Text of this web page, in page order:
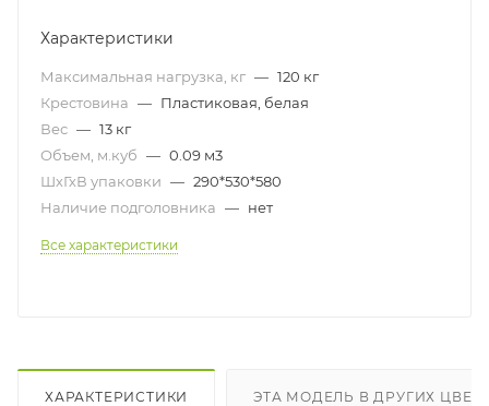
Характеристики
Максимальная нагрузка, кг — 120 кг
Крестовина — Пластиковая, белая
Вес — 13 кг
Объем, м.куб — 0.09 м3
ШхГхВ упаковки — 290*530*580
Наличие подголовника — нет
Все характеристики
ХАРАКТЕРИСТИКИ ЭТА МОДЕЛЬ В ДРУГИХ